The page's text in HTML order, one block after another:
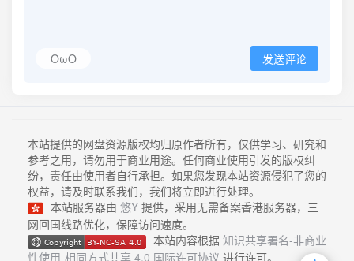
OωO 发送评论
本站提供的网盘资源版权均归原作者所有，仅供学习、研究和
参考之用，请勿用于商业用途。任何商业使用引发的版权纠
纷，责任由使用者自行承担。如果您发现本站资源侵犯了您的
权益，请及时联系我们，我们将立即进行处理。
本站服务器由 悠Y 提供，采用无需备案香港服务器，三
网回国线路优化，保障访问速度。
本站内容根据 知识共享署名-非商业
性使用-相同方式共享 4.0 国际许可协议 进行许可。